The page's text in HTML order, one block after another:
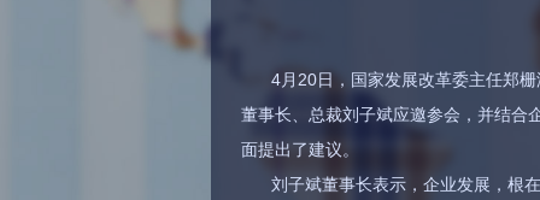
4月20日，国家发展改革委主任郑
董事长、总裁刘子斌应邀参会，并结合
面提出了建议。
刘子斌董事长表示，企业发展，根